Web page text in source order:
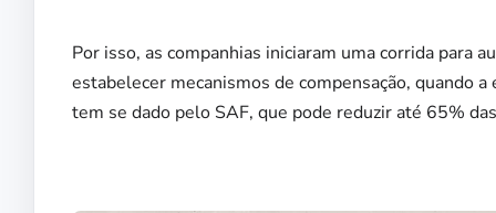
Por isso, as companhias iniciaram uma corrida para
estabelecer mecanismos de compensação, quando
tem se dado pelo SAF, que pode reduzir até 65%